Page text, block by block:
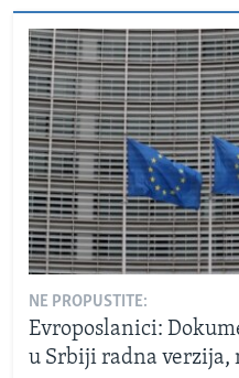
NE PROPUSTITE:
Evroposlanici:
u Srbiji radna verzija,